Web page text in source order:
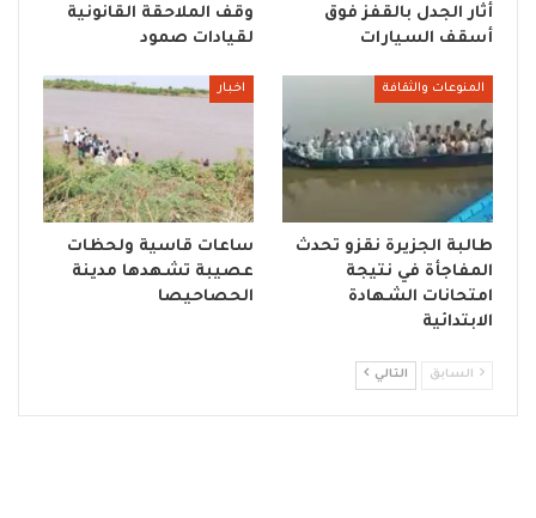
أثار الجدل بالقفز فوق
أسقف السيارات
وقف الملاحقة القانونية
لقيادات صمود
المنوعات والثقافة
طالبة الجزيرة نقزو تحدث
المفاجأة في نتيجة
امتحانات الشهادة
الابتدائية
اخبار
ساعات قاسية ولحظات
عصيبة تشهدها مدينة
الحصاحيصا
السابق التالي